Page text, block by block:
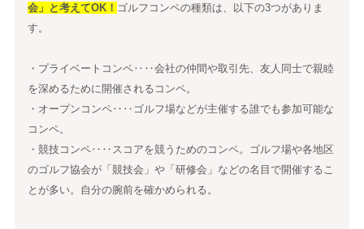
会」と考えてOK！ ゴルフコンペの種類は、以下の3つがありま
す。
・プライベートコンペ‥‥会社の仲間や取引先、友人同士で親睦
を深めるために開催されるコンペ。
・オープンコンペ‥‥ゴルフ場などが主催する誰でも参加可能な
コンペ。
・競技コンペ‥‥スコアを競うためのコンペ。ゴルフ場や各地区
のゴルフ協会が「競技会」や「研修会」などの名目で開催するこ
とが多い。自分の腕前を確かめられる。